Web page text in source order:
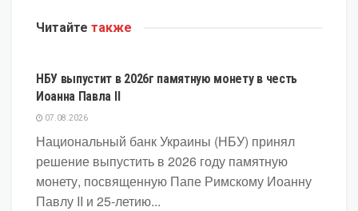
Читайте также
НБУ выпустит в 2026г памятную монету в честь
Иоанна Павла II
07.08.2026
Национальный банк Украины (НБУ) принял
решение выпустить в 2026 году памятную
монету, посвященную Папе Римскому Иоанну
Павлу II и 25-летию...